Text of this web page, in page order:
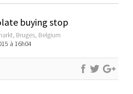
buying stop
Bruges, Belgium
à 16h04